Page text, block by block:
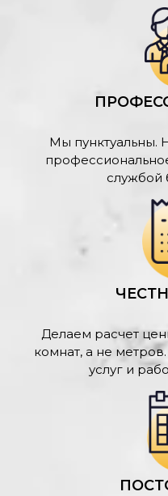
Мы
службой
Делаем расчет
комнат, а не
услуг и